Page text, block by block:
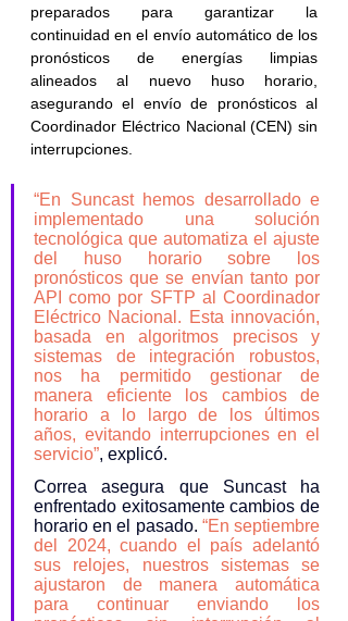
preparados para garantizar la
continuidad en el envío automático de los
pronósticos de energías limpias
alineados al nuevo huso horario,
asegurando el envío de pronósticos al
Coordinador Eléctrico Nacional (CEN) sin
interrupciones.
“En Suncast hemos desarrollado e
implementado una solución
tecnológica que automatiza el ajuste
del huso horario sobre los
pronósticos que se envían tanto por
API como por SFTP al Coordinador
Eléctrico Nacional. Esta innovación,
basada en algoritmos precisos y
sistemas de integración robustos,
nos ha permitido gestionar de
manera eficiente los cambios de
horario a lo largo de los últimos
años, evitando interrupciones en el
servicio”, explicó.
Correa asegura que Suncast ha
enfrentado exitosamente cambios de
horario en el pasado. “En septiembre
del 2024, cuando el país adelantó
sus relojes, nuestros sistemas se
ajustaron de manera automática
para continuar enviando los